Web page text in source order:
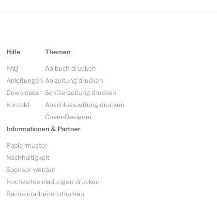
Hilfe
FAQ
Anleitungen
Downloads
Kontakt
Themen
Abibuch drucken
Abizeitung drucken
Schülerzeitung drucken
Abschlusszeitung drucken
Cover-Designer
Informationen & Partner
Papiermuster
Nachhaltigkeit
Sponsor werden
Hochzeitseinladungen drucken
Bachelorarbeiten drucken